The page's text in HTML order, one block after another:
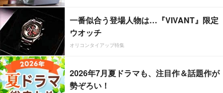
一番似合う登場人物は…『VIVANT』限定
ウオッチ
オリコンタイアップ特集
2026年7月夏ドラマも、注目作＆話題作が
勢ぞろい！